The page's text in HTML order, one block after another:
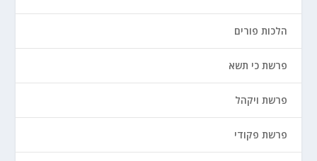
הלכות פורים
פרשת כי תשא
פרשת ויקהל
פרשת פקודי